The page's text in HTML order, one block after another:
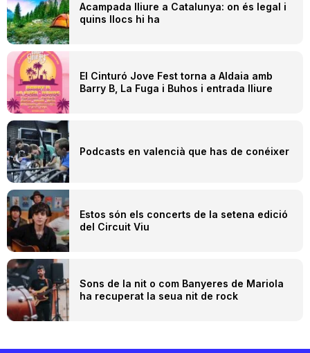
Acampada lliure a Catalunya: on és legal i
quins llocs hi ha
El Cinturó Jove Fest torna a Aldaia amb
Barry B, La Fuga i Buhos i entrada lliure
Podcasts en valencià que has de conéixer
Estos són els concerts de la setena edició
del Circuit Viu
Sons de la nit o com Banyeres de Mariola
ha recuperat la seua nit de rock